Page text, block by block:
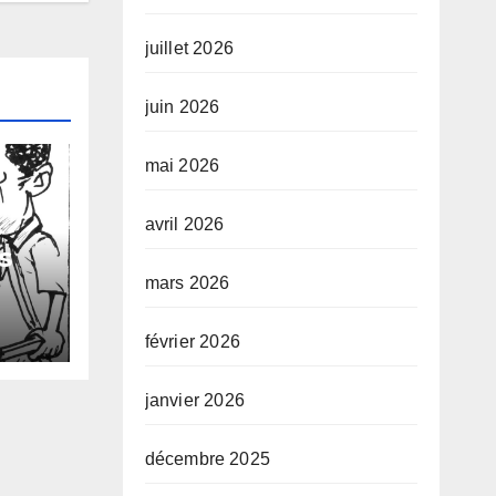
juillet 2026
juin 2026
mai 2026
avril 2026
mars 2026
février 2026
janvier 2026
décembre 2025